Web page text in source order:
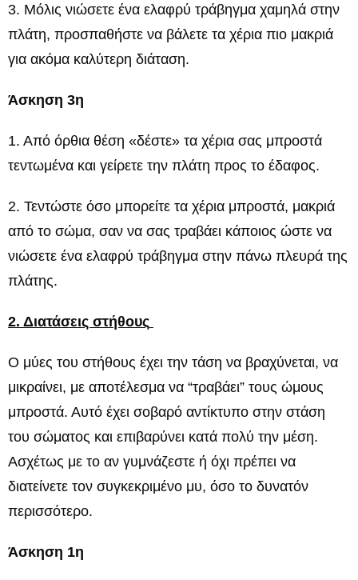
3. Μόλις νιώσετε ένα ελαφρύ τράβηγμα χαμηλά στην
πλάτη, προσπαθήστε να βάλετε τα χέρια πιο μακριά
για ακόμα καλύτερη διάταση.
Άσκηση 3η
1. Από όρθια θέση «δέστε» τα χέρια σας μπροστά
τεντωμένα και γείρετε την πλάτη προς το έδαφος.
2. Τεντώστε όσο μπορείτε τα χέρια μπροστά, μακριά
από το σώμα, σαν να σας τραβάει κάποιος ώστε να
νιώσετε ένα ελαφρύ τράβηγμα στην πάνω πλευρά της
πλάτης.
2. Διατάσεις στήθους
Ο μύες του στήθους έχει την τάση να βραχύνεται, να
μικραίνει, με αποτέλεσμα να “τραβάει” τους ώμους
μπροστά. Αυτό έχει σοβαρό αντίκτυπο στην στάση
του σώματος και επιβαρύνει κατά πολύ την μέση.
Ασχέτως με το αν γυμνάζεστε ή όχι πρέπει να
διατείνετε τον συγκεκριμένο μυ, όσο το δυνατόν
περισσότερο.
Άσκηση 1η